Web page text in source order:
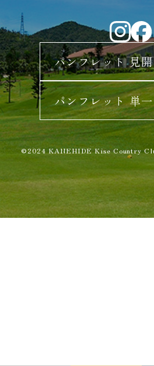
パンフレット 見
パンフレット 単一
©2024 KANEHIDE Kise Country